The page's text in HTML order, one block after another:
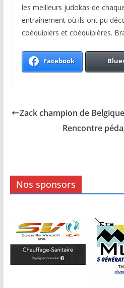
les meilleurs judokas de
entraînement où ils ont pu
coéquipiers et coéquipières.
Facebook
Zack champion de
Rencontre
Nos sponsors